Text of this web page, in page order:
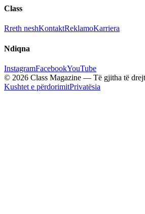
Class
Rreth neshKontaktReklamoKarriera
Ndiqna
InstagramFacebookYouTube
© 2026 Class Magazine — Të gjitha të
Kushtet e përdorimitPrivatësia